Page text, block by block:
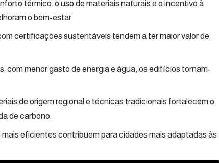
térmico: o uso de materiais naturais e o incentivo à
o bem-estar.
certificações sustentáveis tendem a ter maior valor de
com menor gasto de energia e água, os edifícios tornam-
de origem regional e técnicas tradicionais fortalecem o
de carbono.
eficientes contribuem para cidades mais adaptadas às